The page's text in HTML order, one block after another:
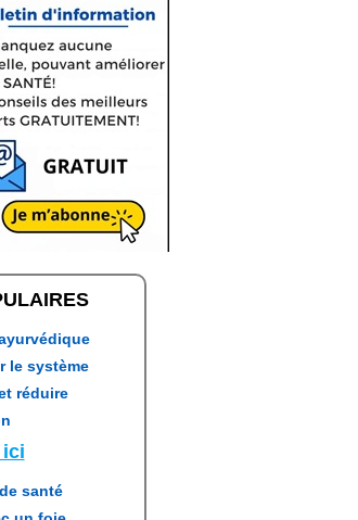
le système
réduire
ici
santé